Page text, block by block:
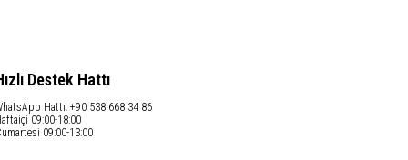
Destek Hattı
Hattı: +90 538 668 34 86
09:00-18:00
09:00-13:00